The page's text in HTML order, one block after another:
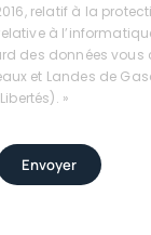
relatif à la
à
des données
et Landes de
»
Envoyer